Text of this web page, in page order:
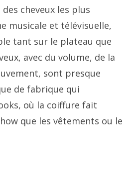
cheveux les plus
musicale et télévisuelle,
tant sur le plateau que
avec du volume, de la
sont presque
de fabrique qui
où la coiffure fait
que les vêtements ou le